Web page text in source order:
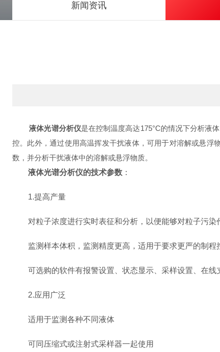
新闻资讯
液体光谱分析仪是在控制温度高达175°C的情况下分析液
控。此外，通过使用高温挥发干扰液体，可用于对溶解或悬
数，并分析干扰液体中的溶解或悬浮物质。
液体光谱分析仪的技术参数 ：
1.提高产量
对粒子浓度进行实时表征和分析，以便能够对粒子污染
监测样本体积，监测精度更高，适用于要求更严的制程
可选购的软件有报警设置、状态显示、采样设置、在线
2.应用广泛
适用于监测各种不同液体
可同压缩式或注射式采样器一起使用